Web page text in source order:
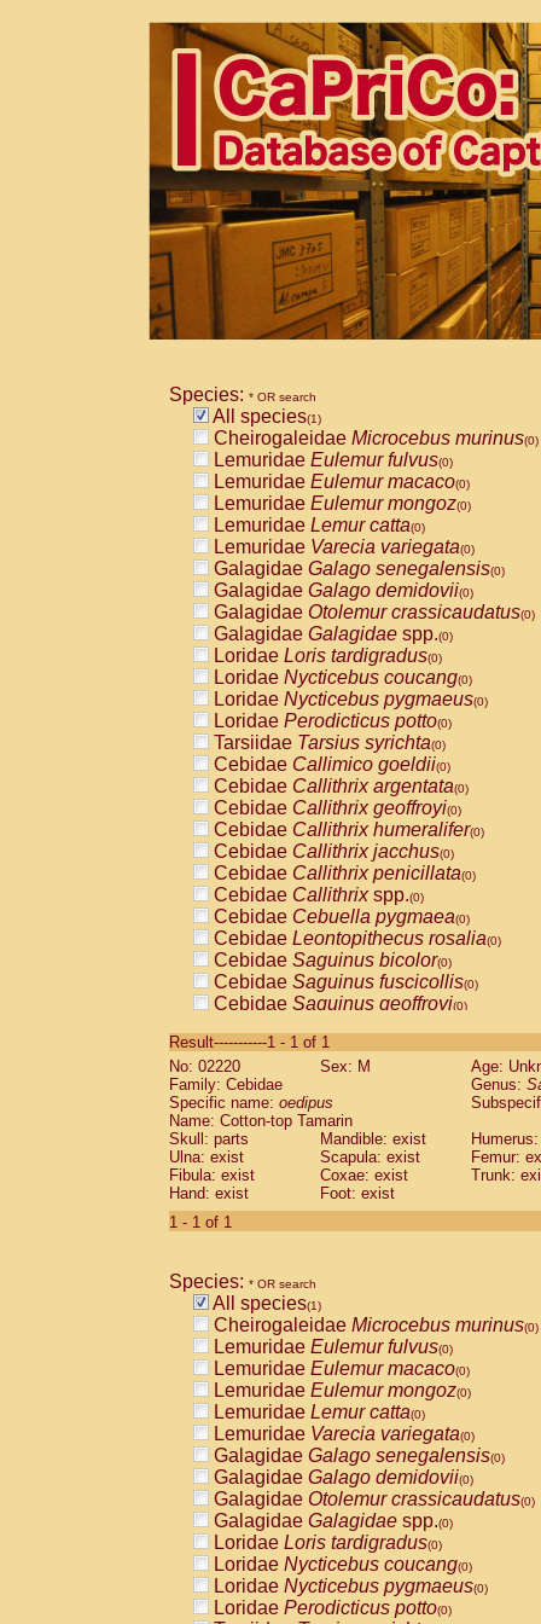
Species: * OR search
All species(1)
Cheirogaleidae Microcebus murinus(0)
Lemuridae Eulemur fulvus(0)
Lemuridae Eulemur macaco(0)
Lemuridae Eulemur mongoz(0)
Lemuridae Lemur catta(0)
Lemuridae Varecia variegata(0)
Galagidae Galago senegalensis(0)
Galagidae Galago demidovii(0)
Galagidae Otolemur crassicaudatus(0)
Galagidae Galagidae spp.(0)
Loridae Loris tardigradus(0)
Loridae Nycticebus coucang(0)
Loridae Nycticebus pygmaeus(0)
Loridae Perodicticus potto(0)
Tarsiidae Tarsius syrichta(0)
Cebidae Callimico goeldii(0)
Cebidae Callithrix argentata(0)
Cebidae Callithrix geoffroyi(0)
Cebidae Callithrix humeralifer(0)
Cebidae Callithrix jacchus(0)
Cebidae Callithrix penicillata(0)
Cebidae Callithrixspp.(0)
Cebidae Cebuella pygmaea(0)
Cebidae Leontopithecus rosalia(0)
Cebidae Saguinus bicolor(0)
Cebidae Saguinus fuscicollis(0)
Cebidae Saguinus geoffroyi(0)
CebidaeSaguinus labiatus(0)
Cebidae Saguinus leucopus (0)
Cebidae
CebidaeSaguinus mystax
Cebidae Saguinus nigricollis (0)
Cebidae Saguinus oedipus
Cebidae Saguinus weddelli
Cebidae Saguinusspp.
Cebidae
CebidaeCebus capucinus
CebidaeCebus nigrivittatus
CebidaeCebus spp.(0)
CebidaeSaimiri boliviensis(0)
CebidaeSaimiri sciureus(0)
AtelidaeAlouatta caraya(0)
AtelidaeAlouatta fusca(0)
AtelidaeAlouatta seniculus(0)
AtelidaeAlouattaspp.(0)
AtelidaeAteles belzebuth(0)
AtelidaeAteles geoffroyi(0)
AtelidaeAteles paniscus(0)
AtelidaeAtelesspp.(0)
AtelidaeLagothrix lagothricha(0)
AtelidaeLagothrix lagothricha cana
PitheciidaeCacajao calvus
Result-----------1 - 1 of 1
No: 02220
Sex: M
Age:
Family: Cebidae
Genus:
Specific name: oedipus
Name: Cotton-top Tamarin
Skull: parts
Mandible: exist
Ulna: exist
Scapula: exist
Femur:
Fibula: exist
Coxae: exist
Trunk:
Hand: exist
Foot: exist
1 - 1 of 1
Species: * OR search
All species(1)
Cheirogaleidae Microcebus murinus(0)
Lemuridae Eulemur fulvus(0)
Lemuridae Eulemur macaco(0)
Lemuridae Eulemur mongoz(0)
Lemuridae Lemur catta(0)
Lemuridae Varecia variegata(0)
Galagidae Galago senegalensis(0)
Galagidae Galago demidovii(0)
Galagidae Otolemur crassicaudatus(0)
Galagidae Galagidae spp.(0)
Loridae Loris tardigradus(0)
Loridae Nycticebus coucang(0)
Loridae Nycticebus pygmaeus(0)
Loridae Perodicticus potto(0)